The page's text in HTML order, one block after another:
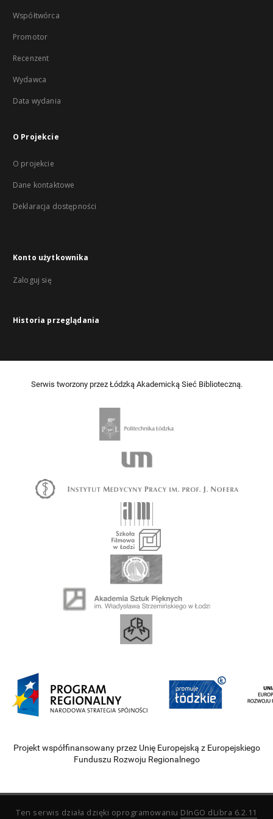
Współtwórca
Promotor
Recenzent
Wydawca
Data wydania
O Projekcie
O projekcie
Dane kontaktowe
Deklaracja dostępności
Konto użytkownika
Zaloguj się
Historia przeglądania
Serwis tworzony przez Łódzką Akademicką Sieć Biblioteczną.
Projekt współfinansowany przez Unię Europejską z Europejskiego
Funduszu Rozwoju Regionalnego
Ten serwis działa dzięki oprogramowaniu DInGO dLibra 6.2.11